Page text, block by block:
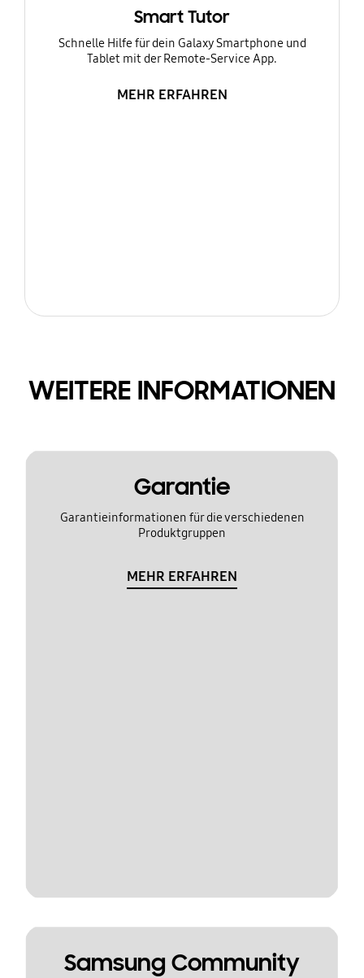
Smart Tutor
Schnelle Hilfe für dein Galaxy Smartphone und
Tablet mit der Remote-Service App.
MEHR ERFAHREN
WEITERE INFORMATIONEN
Garantie
Garantieinformationen für die verschiedenen
Produktgruppen
MEHR ERFAHREN
Samsung Community